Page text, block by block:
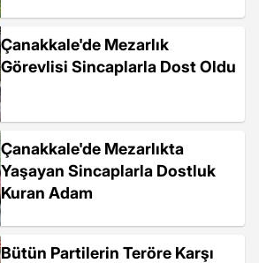
Çanakkale'de Mezarlık
Görevlisi Sincaplarla Dost Oldu
Çanakkale'de Mezarlıkta
Yaşayan Sincaplarla Dostluk
Kuran Adam
Bütün Partilerin Teröre Karşı